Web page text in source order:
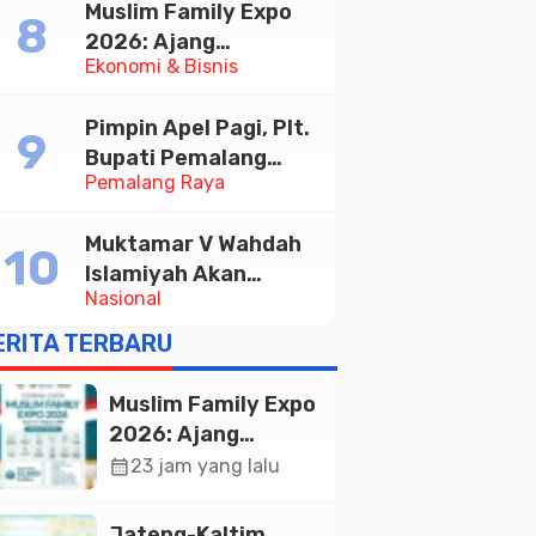
Taekwondo Indonesia
Open 2026
Ekonomi & Bisnis
Muslim Family Expo
2026: Ajang
Silaturahim dan
Halal di Jakarta
Pemalang Raya
Pimpin Apel Pagi, Plt.
Bupati Pemalang
Tekankan Disiplin dan
Pelayanan Publik
Nasional
Muktamar V Wahdah
Islamiyah Akan
Kukuhkan 10.000
Guru Al-Qur’an di
Masjid Istiqlal
TERBARU
Muslim Family Expo
2026: Ajang
Silaturahim dan
Ekonomi Halal di
calendar_month23 jam yang lalu